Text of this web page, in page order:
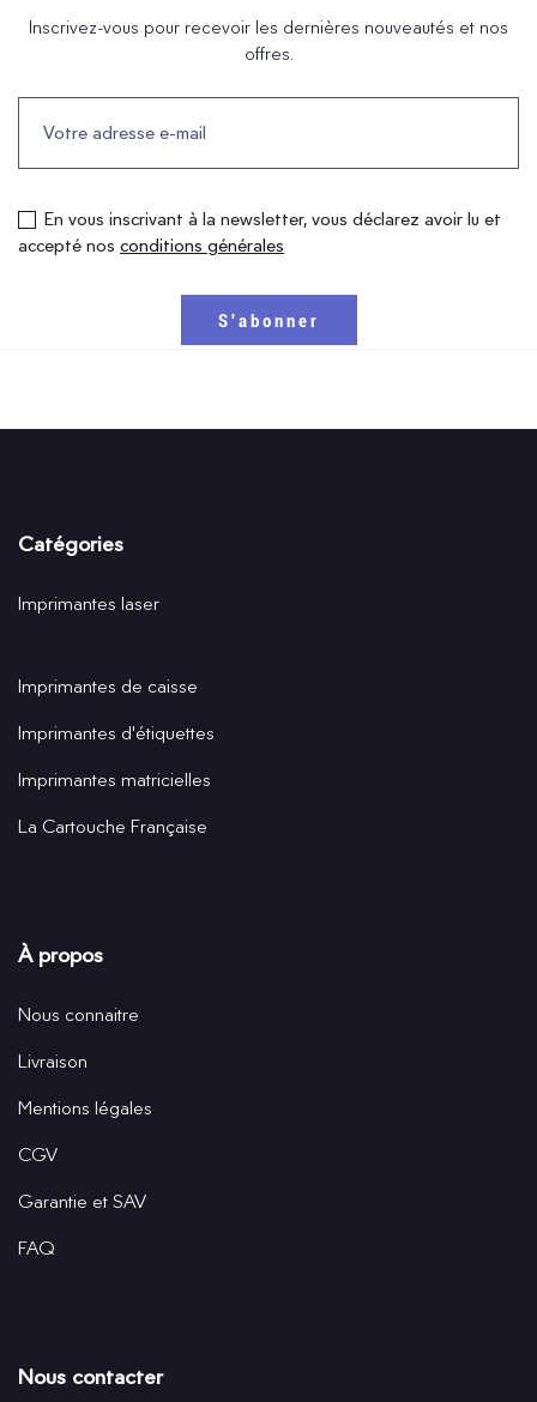
Inscrivez-vous pour recevoir les dernières nouveautés et nos
offres.
En vous inscrivant à la newsletter, vous déclarez avoir lu et
accepté nos conditions générales
Catégories
Imprimantes laser
Imprimantes de caisse
Imprimantes d'étiquettes
Imprimantes matricielles
La Cartouche Française
À propos
Nous connaitre
Livraison
Mentions légales
CGV
Garantie et SAV
FAQ
Nous contacter